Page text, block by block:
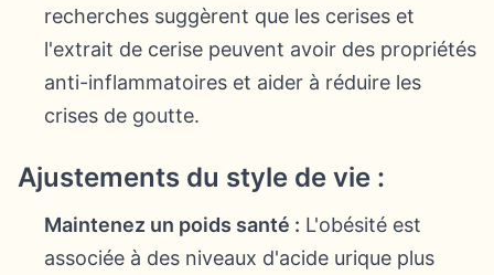
recherches suggèrent que les cerises et
l'extrait de cerise peuvent avoir des propriétés
anti-inflammatoires et aider à réduire les
crises de goutte.
Ajustements du style de vie :
Maintenez un poids santé : L'obésité est
associée à des niveaux d'acide urique plus